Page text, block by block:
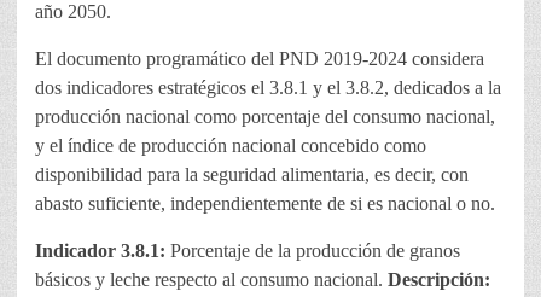
año 2050.
El documento programático del PND 2019-2024 considera
dos indicadores estratégicos el 3.8.1 y el 3.8.2, dedicados a la
producción nacional como porcentaje del consumo nacional,
y el índice de producción nacional concebido como
disponibilidad para la seguridad alimentaria, es decir, con
abasto suficiente, independientemente de si es nacional o no.
Indicador 3.8.1: Porcentaje de la producción de granos
básicos y leche respecto al consumo nacional. Descripción: